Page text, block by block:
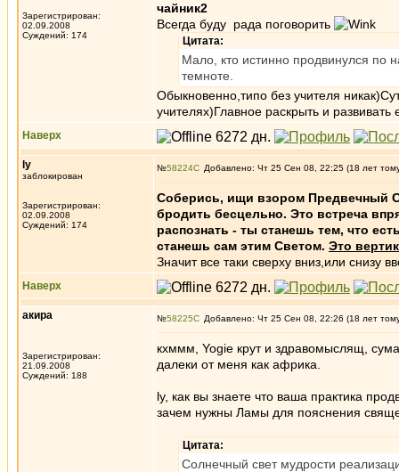
Зарегистрирован:
02.09.2008
Суждений: 174
чайник2
Всегда буду рада поговорить
Цитата:
Мало, кто истинно продвинулся по
темноте.
Обыкновенно,типо без учителя
учителях)Главное раскрыть и развивать
Наверх
ly
заблокирован
Зарегистрирован:
02.09.2008
Суждений: 174
№58224 Добавлено: Чт 25 Сен 08, 22:25 (18 лет
Соберись, ищи взором Предвечный
бродить бесцельно. Это встреча
распознать - ты станешь тем, что
станешь сам этим Светом. Это
Значит все таки сверху вниз,или снизу
Наверх
акира
Зарегистрирован:
21.09.2008
Суждений: 188
№58225 Добавлено: Чт 25 Сен 08, 22:26 (18 лет
кхммм, Yogie крут и здравомыслящ,
далеки от меня как африка.
ly, как вы знаете что ваша практика
зачем нужны Ламы для пояснения
Цитата:
Солнечный свет мудрости